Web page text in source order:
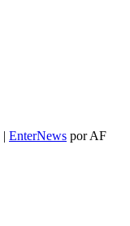
| EnterNews por AF